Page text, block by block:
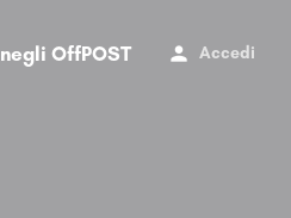
negli OffPOST Accedi